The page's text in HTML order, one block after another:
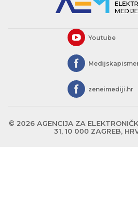
Youtube
zeneimediji.hr
© 2026 AGENCIJA ZA
31, 10 000 ZAGREB,